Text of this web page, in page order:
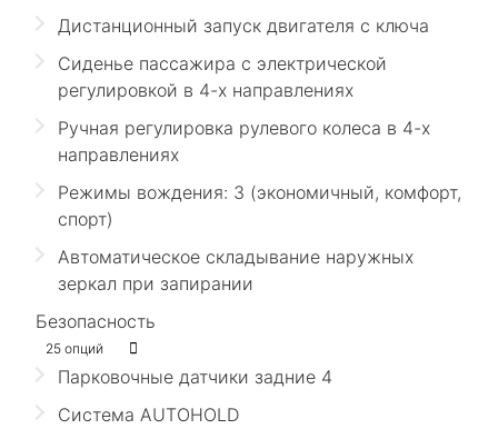
Дистанционный запуск двигателя с ключа
Сиденье пассажира с электрической
регулировкой в 4-х направлениях
Ручная регулировка рулевого колеса в 4-х
направлениях
Режимы вождения: 3 (экономичный, комфорт,
спорт)
Автоматическое складывание наружных
зеркал при запирании
Безопасность
25 опций
Парковочные датчики задние 4
Cистема AUTOHOLD